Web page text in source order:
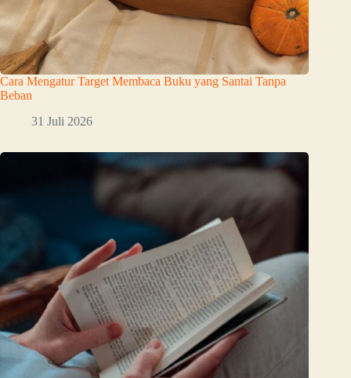
Cara Mengatur Target Membaca Buku yang Santai Tanpa
Beban
31 Juli 2026